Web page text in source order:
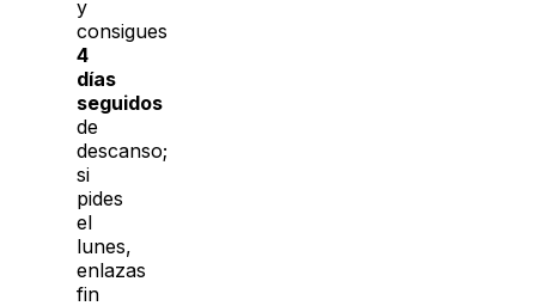
y
consigues
4
días
seguidos
de
descanso;
si
pides
el
lunes,
enlazas
fin